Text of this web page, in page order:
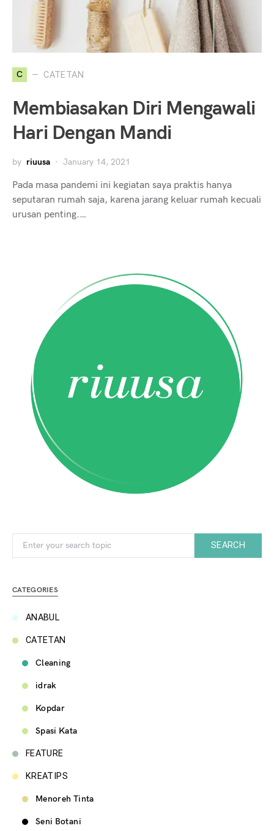
C CATETAN
Membiasakan Diri Mengawali
Hari Dengan Mandi
by riuusa January 14, 2021
Pada masa pandemi ini kegiatan saya praktis hanya
seputaran rumah saja, karena jarang keluar rumah kecuali
urusan penting.…
SEARCH
CATEGORIES
ANABUL
CATETAN
Cleaning
idrak
Kopdar
Spasi Kata
FEATURE
KREATIPS
Menoreh Tinta
Seni Botani